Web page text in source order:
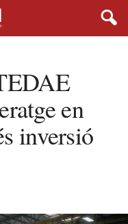
en
inversió